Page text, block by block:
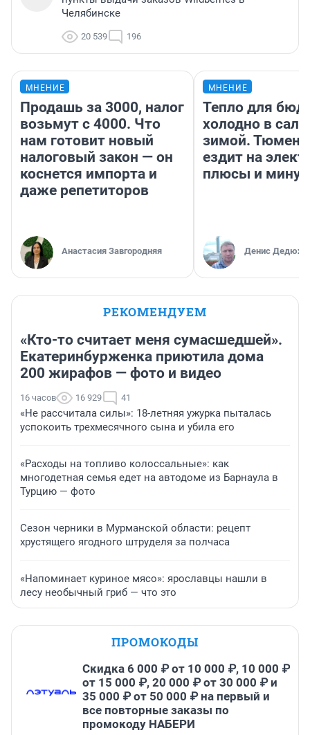
Челябинске
20 539 196
МНЕНИЕ
Продашь за 3000, налог
возьмут с 4000. Что
нам готовит новый
налоговый закон — он
коснется импорта и
даже репетиторов
Анастасия Завгородняя
МНЕНИЕ
Тепло для
холодно в
зимой.
ездит на
плюсы и
Денис
РЕКОМЕНДУЕМ
«Кто-то считает меня сумасшедшей».
Екатеринбурженка приютила дома
200 жирафов — фото и видео
16 часов 16 929 41
«Не рассчитала силы»: 18-летняя ужурка пыталась
успокоить трехмесячного сына и убила его
«Расходы на топливо колоссальные»: как
многодетная семья едет на автодоме из Барнаула в
Турцию — фото
Сезон черники в Мурманской области: рецепт
хрустящего ягодного штруделя за полчаса
«Напоминает куриное мясо»: ярославцы нашли в
лесу необычный гриб — что это
ПРОМОКОДЫ
Скидка 6 000 ₽ от 10 000 ₽, 10 000 ₽
от 15 000 ₽, 20 000 ₽ от 30 000 ₽ и
35 000 ₽ от 50 000 ₽ на первый и
все повторные заказы по
промокоду НАБЕРИ